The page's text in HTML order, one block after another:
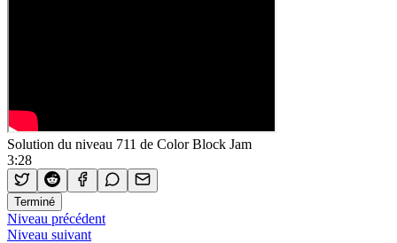
Solution du niveau 711 de Color Block Jam
3:28
Terminé
Niveau précédent
Niveau suivant